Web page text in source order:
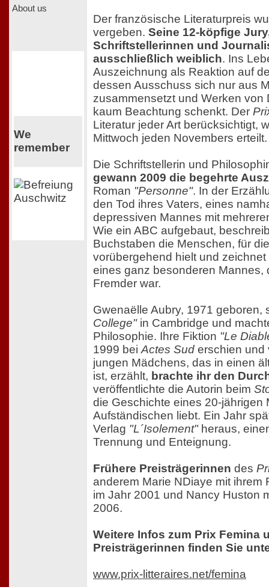
About us
We
remember
Der französische Literaturpreis
vergeben. Seine 12-köpfige
Schriftstellerinnen und
ausschließlich weiblich. Ins
Auszeichnung als Reaktion auf
dessen Ausschuss sich nur aus
zusammensetzt und Werken von
kaum Beachtung schenkt. Der
Literatur jeder Art berücksichtigt,
Mittwoch jeden Novembers erteilt.
Die Schriftstellerin und
gewann 2009 die begehrte
Roman "Personne". In der
den Tod ihres Vaters, eines
depressiven Mannes mit
Wie ein ABC aufgebaut,
Buchstaben die Menschen, für
vorübergehend hielt und
eines ganz besonderen Mannes,
Fremder war.
Gwenaëlle Aubry, 1971 geboren,
College"in Cambridge und
Philosophie. Ihre Fiktion "Le
1999 beiActes Sud erschien und
jungen Mädchens, das in einen
ist, erzählt, brachte ihr den
veröffentlichte die Autorin beim
die Geschichte eines 20-jährigen
Aufständischen liebt. Ein Jahr
Verlag "L´Isolement"heraus,
Trennung und Enteignung.
Frühere Preisträgerinnen des
anderem Marie NDiaye mit ihrem
im Jahr 2001 und Nancy Huston
2006.
Weitere Infos zum Prix Femina
Preisträgerinnen finden Sie
www.prix-litteraires.net/femina